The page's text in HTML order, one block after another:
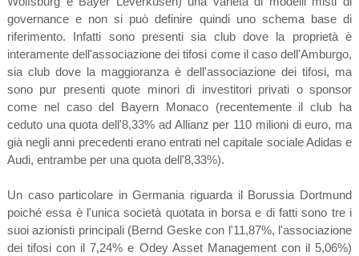
governance e non si può definire quindi uno schema base di
riferimento. Infatti sono presenti sia club dove la proprietà è
interamente dell'associazione dei tifosi come il caso dell'Amburgo,
sia club dove la maggioranza è dell'associazione dei tifosi, ma
sono pur presenti quote minori di investitori privati o sponsor
come nel caso del Bayern Monaco (recentemente il club ha
ceduto una quota dell'8,33% ad Allianz per 110 milioni di euro, ma
già negli anni precedenti erano entrati nel capitale sociale Adidas e
Audi, entrambe per una quota dell'8,33%).
Un caso particolare in Germania riguarda il Borussia Dortmund
poiché essa è l'unica società quotata in borsa e di fatti sono tre i
suoi azionisti principali (Bernd Geske con l'11,87%, l'associazione
dei tifosi con il 7,24% e Odey Asset Management con il 5,06%)